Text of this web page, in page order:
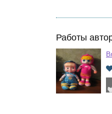
Работы